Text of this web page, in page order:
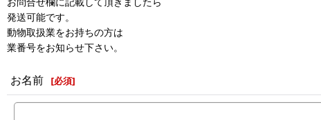
発送可能です。
動物取扱業をお持ちの方は
業番号をお知らせ下さい。
お名前 [必須]